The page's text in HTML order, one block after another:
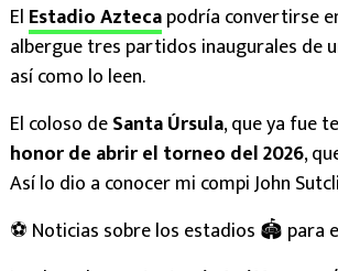
El Estadio Aztecapodría convertirse
albergue tres partidos inaugurales de
así como lo leen.
El coloso deSanta Úrsula, que ya fue
honor de abrir el torneo del 2026,
Así lo dio a conocer mi compi John
⚽️ Noticias sobre los estadios 🏟️ para